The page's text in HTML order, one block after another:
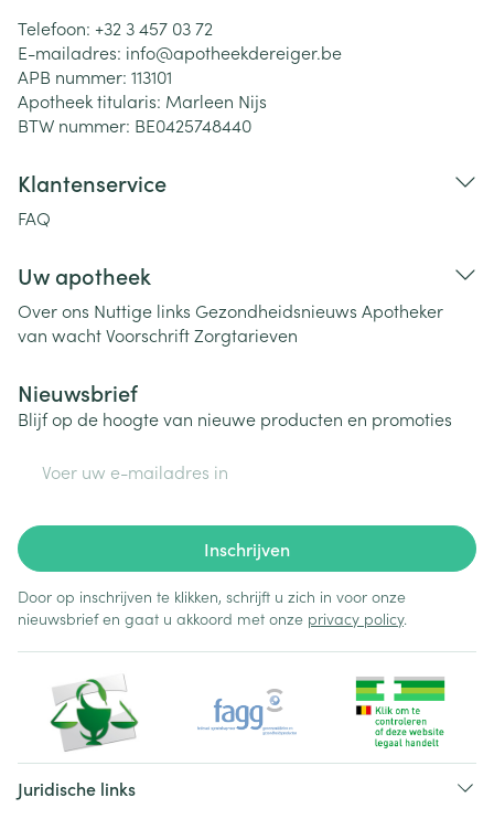
Telefoon: +32 3 457 03 72
E-mailadres: info@apotheekdereiger.be
APB nummer: 113101
Apotheek titularis: Marleen Nijs
BTW nummer: BE0425748440
Klantenservice
FAQ
Uw apotheek
Over ons Nuttige links Gezondheidsnieuws Apotheker
van wachtVoorschriftZorgtarieven
Nieuwsbrief
Blijf op de hoogte van nieuwe producten en promoties
Inschrijven
Door op inschrijven te klikken, schrijft u zich in voor onze
nieuwsbrief en gaat u akkoord met onze privacy policy.
Juridische links